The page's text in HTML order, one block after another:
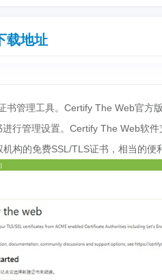
载地址
书管理工具。Certify The Web官方
行管理设置。Certify The Web软
构的免费SSL/TLS证书，相当的便